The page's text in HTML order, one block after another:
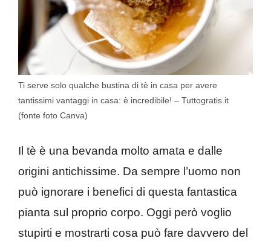
Ti serve solo qualche bustina di tè in casa per avere
tantissimi vantaggi in casa: è incredibile! – Tuttogratis.it
(fonte foto Canva)
Il tè è una bevanda molto amata e dalle
origini antichissime. Da sempre l’uomo non
può ignorare i benefici di questa fantastica
pianta sul proprio corpo. Oggi però voglio
stupirti e mostrarti cosa può fare davvero del